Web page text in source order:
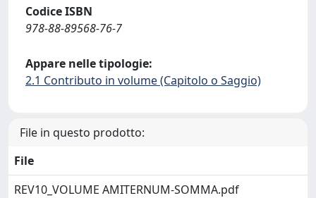
Codice ISBN
978-88-89568-76-7
Appare nelle tipologie:
2.1 Contributo in volume (Capitolo o Saggio)
File in questo prodotto:
File
REV10_VOLUME AMITERNUM-SOMMA.pdf